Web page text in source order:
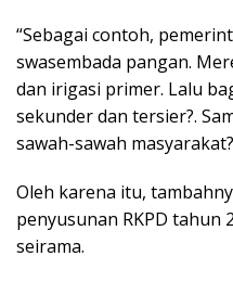
“Sebagai contoh,
swasembada pangan.
dan irigasi primer. Lalu
sekunder dan tersier?.
sawah-sawah
Oleh karena itu,
penyusunan RKPD tahun
seirama.